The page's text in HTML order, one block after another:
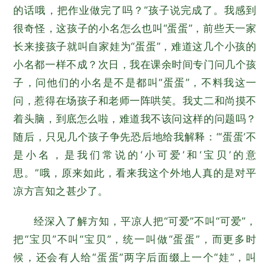
的话哦，把作业做完了吗？”孩子说完成了。我感到
很奇怪，这孩子的小名怎么也叫“蛋蛋”，前些天一家
长来接孩子就叫自家娃为“蛋蛋”，难道这几个小孩的
小名都一样不成？次日，我在课余时间专门问几个孩
子，问他们的小名是不是都叫“蛋蛋”，不料我这一
问，惹得在场孩子和老师一阵哄笑。我丈二和尚摸不
着头脑，到底怎么啦，难道我不该问这样的问题吗？
随后，只见几个孩子争先恐后地给我解释：“‘蛋蛋’不
是小名，是我们常说的‘小可爱’和‘宝贝’的意
思。”哦，原来如此，看来我这个外地人真的是对平
凉方言知之甚少了。
经深入了解方知，平凉人把“可爱”不叫“可爱”，
把“宝贝”不叫“宝贝”，统一叫做“蛋蛋”，而更多时
候，还会有人给“蛋蛋”两字后面缀上一个“娃”，叫